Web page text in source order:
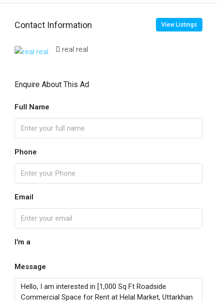
Contact Information View Listings
real real
Enquire About This Ad
Full Name
Phone
Email
I'm a
Message